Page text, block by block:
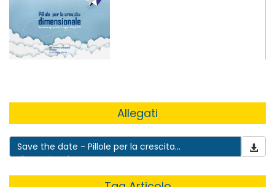
Allegati
Save the date - Pillole per la crescita
dimensionale